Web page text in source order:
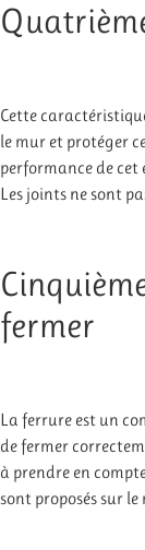
Cette
le mur et protéger
performance de cet
Les joints ne sont
fermer
La ferrure est un
de fermer
à prendre en
sont proposés sur le